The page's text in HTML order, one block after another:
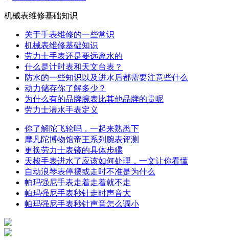
机械表维修基础知识
关于手表维修的一些常识
机械表维修基础知识
劳力士手表还是要远离水的
什么是计时表和天文台表？
防水的一些知识以及进水后都需要注意些什么
动力储存你了解多少？
为什么有的品牌腕表比其他品牌的贵呢
劳力士潜水手表定义
你了解陀飞轮吗，一起来熟悉下
摩凡陀博物馆帝王系列腕表评测
更换劳力士表镜的具体步骤
天梭手表进水了应该如何处理，一文让你看懂
自动浪琴表停摆或走时不准是为什么
帕玛强尼手表走着走着就不走
帕玛强尼手表秒针走时声音大
帕玛强尼手表秒针声音怎么调小